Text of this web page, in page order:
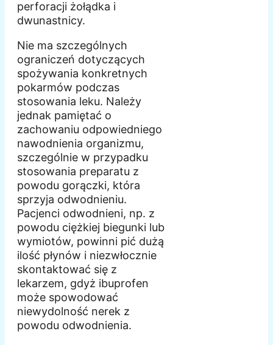
perforacji żołądka i
dwunastnicy.
Nie ma szczególnych
ograniczeń dotyczących
spożywania konkretnych
pokarmów podczas
stosowania leku. Należy
jednak pamiętać o
zachowaniu odpowiedniego
nawodnienia organizmu,
szczególnie w przypadku
stosowania preparatu z
powodu gorączki, która
sprzyja odwodnieniu.
Pacjenci odwodnieni, np. z
powodu ciężkiej biegunki lub
wymiotów, powinni pić dużą
ilość płynów i niezwłocznie
skontaktować się z
lekarzem, gdyż ibuprofen
może spowodować
niewydolność nerek z
powodu odwodnienia.